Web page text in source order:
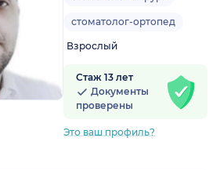
стоматолог-ортопед
Взрослый
Стаж 13 лет
Документы
проверены
Это ваш профиль?